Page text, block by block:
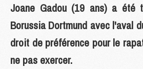
Joane Gadou (19 ans) a été
Borussia Dortmund avec l'aval
droit de préférence pour le
ne pas exercer.